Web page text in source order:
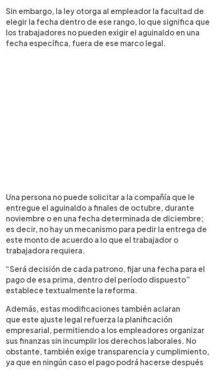
Sin embargo, la ley otorga al empleador la facultad de
elegir la fecha dentro de ese rango, lo que significa que
los trabajadores no pueden exigir el aguinaldo en una
fecha específica, fuera de ese marco legal.
Una persona no puede solicitar a la compañía que le
entregue el aguinaldo a finales de octubre, durante
noviembre o en una fecha determinada de diciembre;
es decir, no hay un mecanismo para pedir la entrega de
este monto de acuerdo a lo que el trabajador o
trabajadora requiera.
“Será decisión de cada patrono, fijar una fecha para el
pago de esa prima, dentro del período dispuesto”
establece textualmente la reforma.
Además, estas modificaciones también aclaran
que este ajuste legal refuerza la planificación
empresarial, permitiendo a los empleadores organizar
sus finanzas sin incumplir los derechos laborales. No
obstante, también exige transparencia y cumplimiento,
ya que en ningún caso el pago podrá hacerse después